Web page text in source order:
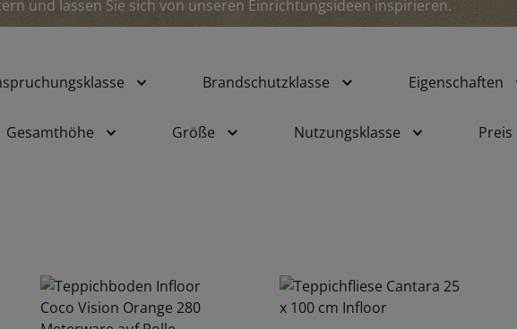
und lassen Sie sich von unseren Einrichtungsideen inspirieren.
Brandschutzklasse Eigenschaften
Gesamthöhe Größe Nutzungsklasse Preis